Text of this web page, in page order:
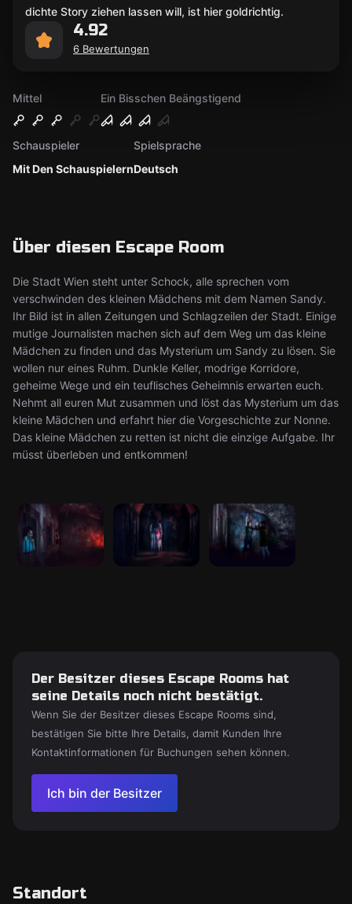
Mittel Ein Bisschen Beängstigend
Mit Den Schauspielern
Schauspieler
Deutsch
Spielsprache
Über diesen Escape Room
Die Stadt Wien steht unter Schock, alle sprechen vom
verschwinden des kleinen Mädchens mit dem Namen Sandy.
Ihr Bild ist in allen Zeitungen und Schlagzeilen der Stadt. Einige
mutige Journalisten machen sich auf dem Weg um das kleine
Mädchen zu finden und das Mysterium um Sandy zu lösen. Sie
wollen nur eines Ruhm. Dunkle Keller, modrige Korridore,
geheime Wege und ein teuflisches Geheimnis erwarten euch.
Nehmt all euren Mut zusammen und löst das Mysterium um das
kleine Mädchen und erfahrt hier die Vorgeschichte zur Nonne.
Das kleine Mädchen zu retten ist nicht die einzige Aufgabe. Ihr
müsst überleben und entkommen!
dichte Story ziehen lassen will, ist hier goldrichtig.
4.92
6 Bewertungen
Der Besitzer dieses Escape Rooms hat
seine Details noch nicht bestätigt.
Wenn Sie der Besitzer dieses Escape Rooms sind,
bestätigen Sie bitte Ihre Details, damit Kunden Ihre
Kontaktinformationen für Buchungen sehen können.
Ich bin der Besitzer
Standort